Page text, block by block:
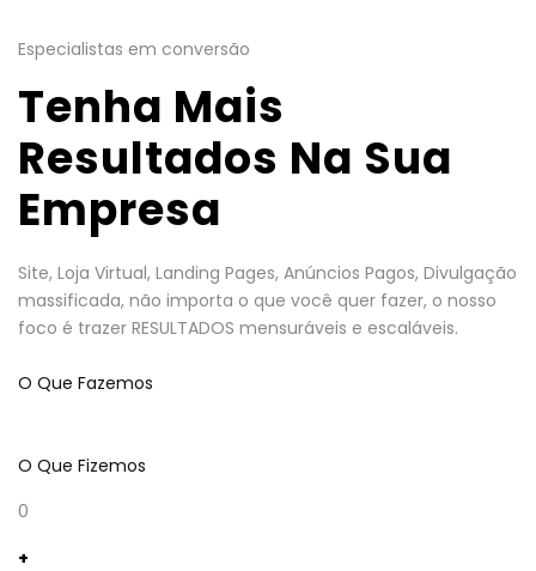
Especialistas em conversão
Tenha Mais
Resultados Na Sua
Empresa
Site, Loja Virtual, Landing Pages, Anúncios Pagos, Divulgação
massificada, não importa o que você quer fazer, o nosso
foco é trazer RESULTADOS mensuráveis e escaláveis.
O Que Fazemos
O Que Fizemos
0
+